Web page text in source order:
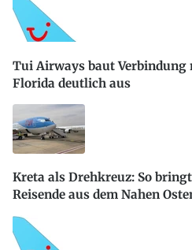
Tui Airways baut Verbindung
Florida deutlich aus
Kreta als Drehkreuz: So
Reisende aus dem Nahen